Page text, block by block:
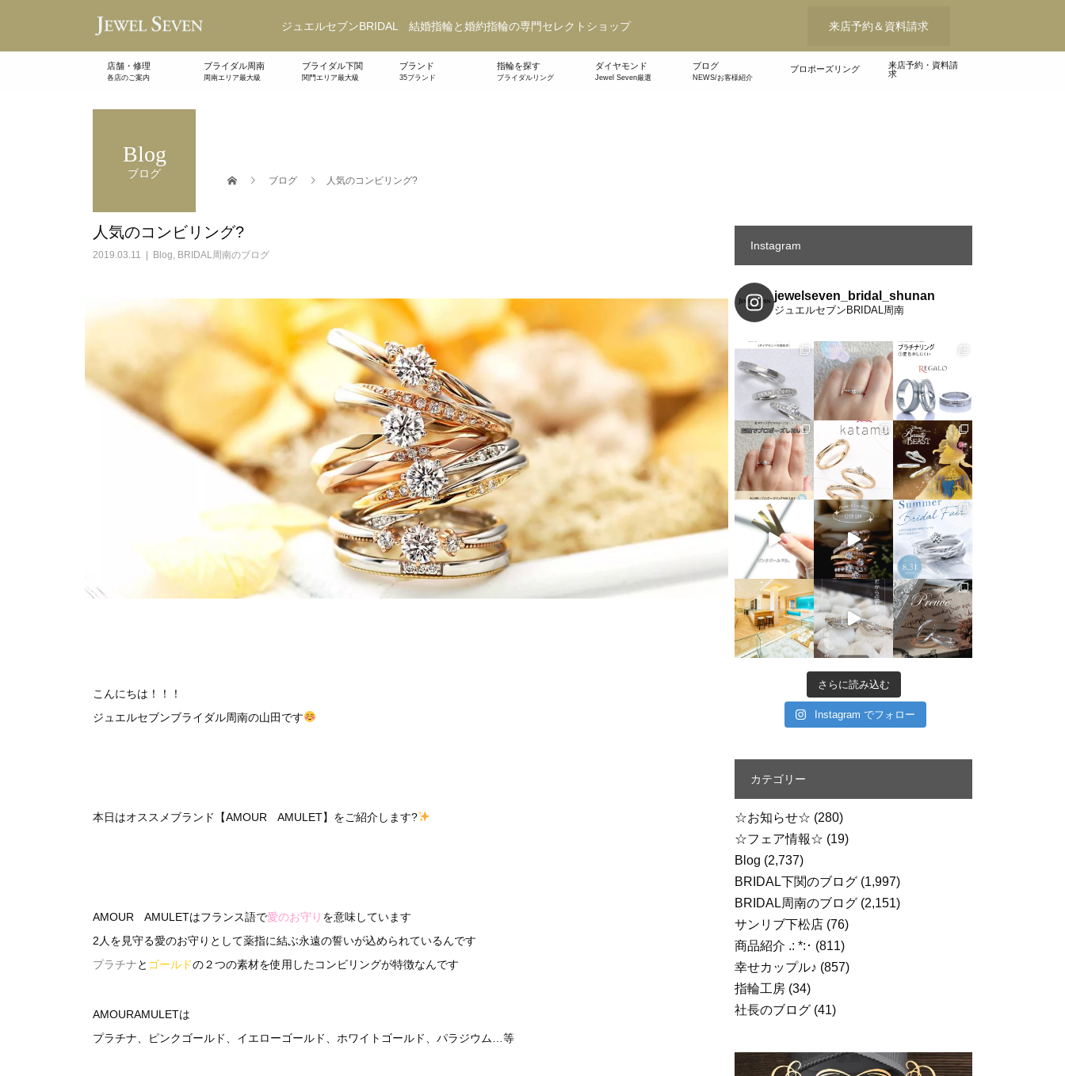
ジュエルセブンBRIDAL 結婚指輪と婚約指輪の専門セレクトショップ 来店予約＆資料請求
店舗・修理
各店のご案内
ブライダル周南
周南エリア最大級
ブライダル下関
関門エリア最大級
ブランド
35ブランド
指輪を探す
ブライダルリング
ダイヤモンド
Jewel Seven厳選
ブログ
NEWS/お客様紹介
プロポーズリング
来店予約・資料請
求
Blog
ブログ
ブログ 人気のコンビリング?
人気のコンビリング?
2019.03.11 Blog, BRIDAL周南のブログ
こんにちは！！！
ジュエルセブンブライダル周南の山田です
本日はオススメブランド【AMOUR AMULET】をご紹介します?
AMOUR AMULETはフランス語で愛のお守り を意味しています
2人を見守る愛のお守りとして薬指に結ぶ永遠の誓いが込められているんです
プラチナと ゴールドの２つの素材を使用したコンビリングが特徴なんです
AMOURAMULETは
プラチナ、ピンクゴールド、イエローゴールド、ホワイトゴールド、パラジウム…等
Instagram
jewelseven_bridal_shunan
ジュエルセブンBRIDAL周南
さらに読み込む
Instagram でフォロー
カテゴリー
☆お知らせ☆ (280)
☆フェア情報☆ (19)
Blog (2,737)
BRIDAL下関のブログ (1,997)
BRIDAL周南のブログ (2,151)
サンリブ下松店 (76)
商品紹介 .: *:･ (811)
幸せカップル♪ (857)
指輪工房 (34)
社長のブログ (41)